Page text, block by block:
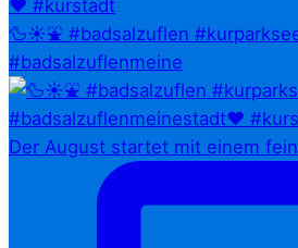
🦆☀️⛲ #badsalzuflen
#badsalzuflenmeine
Der August startet mit einem